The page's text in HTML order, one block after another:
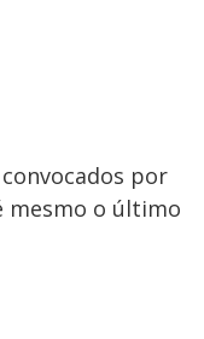
por
mesmo o último